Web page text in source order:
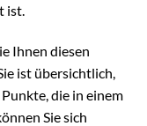
ist.
Ihnen diesen
ist übersichtlich,
die in einem
Sie sich